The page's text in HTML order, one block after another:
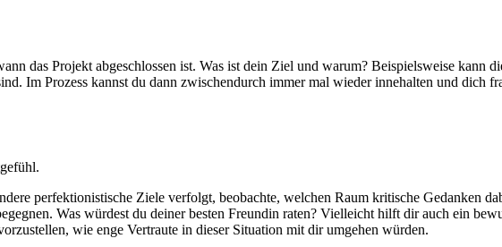
das Projekt abgeschlossen ist. Was ist dein Ziel und warum? Beispielsweise kann
Im Prozess kannst du dann zwischendurch immer mal wieder innehalten und dich
perfektionistische Ziele verfolgt, beobachte, welchen Raum kritische Gedanken
Was würdest du deiner besten Freundin raten? Vielleicht hilft dir auch ein
wie enge Vertraute in dieser Situation mit dir umgehen würden.